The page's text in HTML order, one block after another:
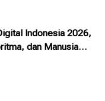
Indonesia 2026,
dan Manusia